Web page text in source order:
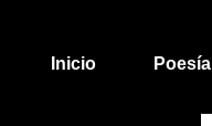
Inicio Poesía